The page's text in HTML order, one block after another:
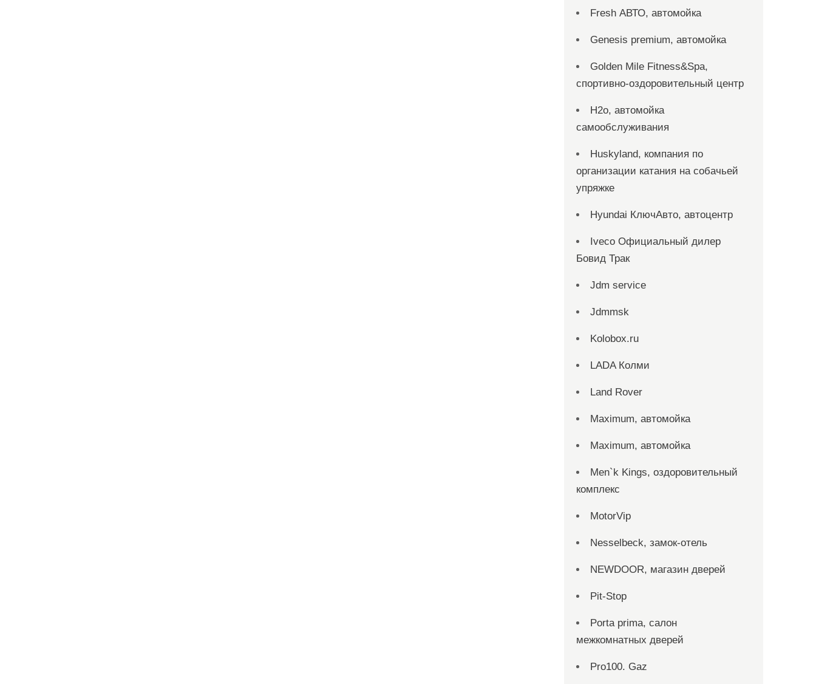
Fresh АВТО, автомойка
Genesis premium, автомойка
Golden Mile Fitness&Spa,
спортивно-оздоровительный центр
H2o, автомойка
самообслуживания
Huskyland, компания по
организации катания на собачьей
упряжке
Hyundai КлючАвто, автоцентр
Iveco Официальный дилер
Бовид Трак
Jdm service
Jdmmsk
Kolobox.ru
LADA Колми
Land Rover
Maximum, автомойка
Maximum, автомойка
Men`k Kings, оздоровительный
комплекс
MotorVip
Nesselbeck, замок-отель
NEWDOOR, магазин дверей
Pit-Stop
Porta prima, салон
межкомнатных дверей
Pro100. Gaz